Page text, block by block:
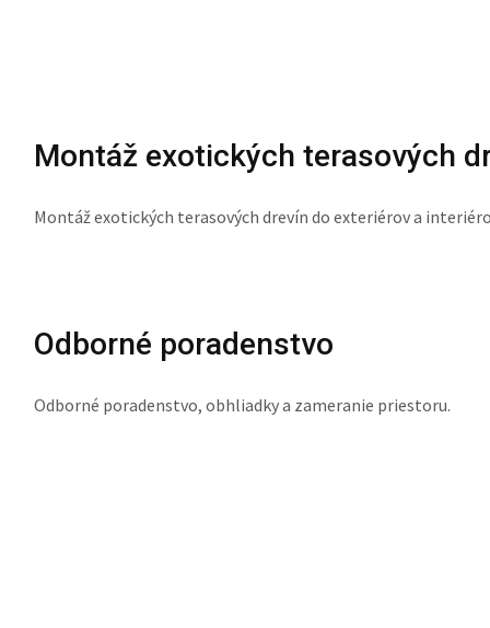
Montáž exotických terasových
Montáž exotických terasových drevín do exteriérov a
Odborné poradenstvo
Odborné poradenstvo, obhliadky a zameranie priestoru.